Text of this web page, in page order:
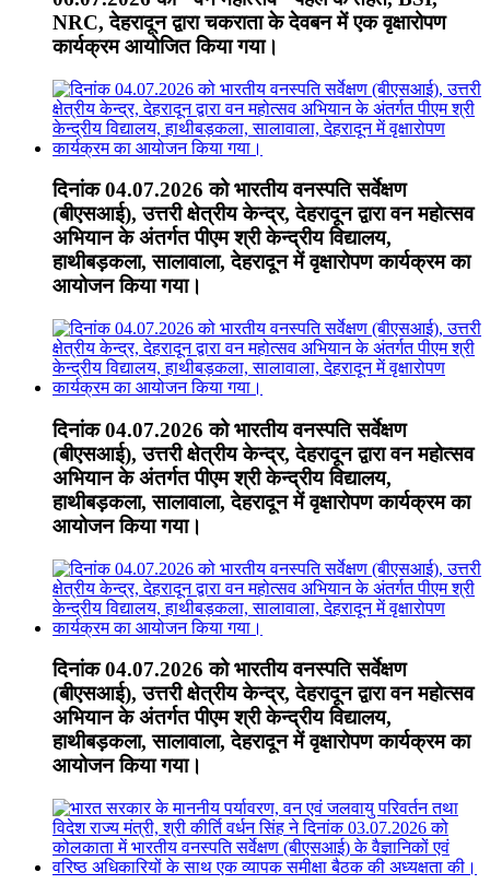
NRC, देहरादून द्वारा चकराता के देवबन में एक वृक्षारोपण
कार्यक्रम आयोजित किया गया।
दिनांक 04.07.2026 को भारतीय वनस्पति सर्वेक्षण
(बीएसआई), उत्तरी क्षेत्रीय केन्द्र, देहरादून द्वारा वन महोत्सव
अभियान के अंतर्गत पीएम श्री केन्द्रीय विद्यालय,
हाथीबड़कला, सालावाला, देहरादून में वृक्षारोपण कार्यक्रम का
आयोजन किया गया।
दिनांक 04.07.2026 को भारतीय वनस्पति सर्वेक्षण
(बीएसआई), उत्तरी क्षेत्रीय केन्द्र, देहरादून द्वारा वन महोत्सव
अभियान के अंतर्गत पीएम श्री केन्द्रीय विद्यालय,
हाथीबड़कला, सालावाला, देहरादून में वृक्षारोपण कार्यक्रम का
आयोजन किया गया।
दिनांक 04.07.2026 को भारतीय वनस्पति सर्वेक्षण
(बीएसआई), उत्तरी क्षेत्रीय केन्द्र, देहरादून द्वारा वन महोत्सव
अभियान के अंतर्गत पीएम श्री केन्द्रीय विद्यालय,
हाथीबड़कला, सालावाला, देहरादून में वृक्षारोपण कार्यक्रम का
आयोजन किया गया।